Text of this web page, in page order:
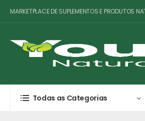
MARKETPLACE DE SUPLEMENTOS E PRODUTOS
Todas as Categorias